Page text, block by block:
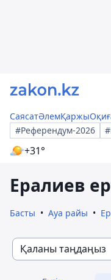
СаясатӘлемҚаржы
#Референдум-2026
+31°
Ералиев
Басты Ауа райы
Қаланы таңдаңыз